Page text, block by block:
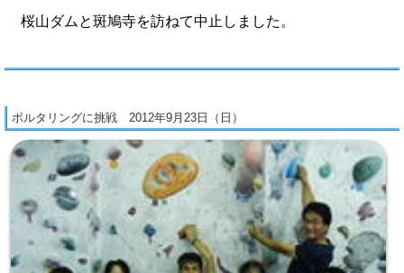
桜山ダムと斑鳩寺を訪ねて中止しました。
ボルタリングに挑戦 2012年9月23日（日）